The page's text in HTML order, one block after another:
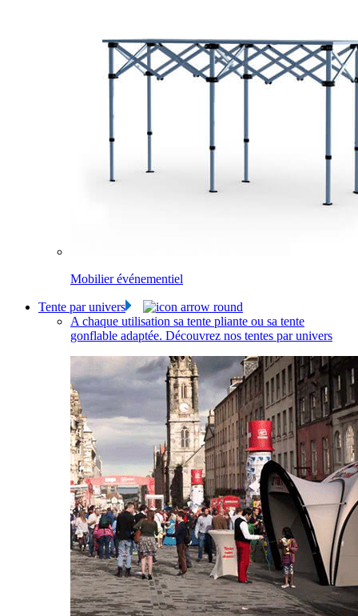
Mobilier événementiel
Tente par univers
A chaque utilisation sa tente pliante ou sa tente
gonflable adaptée. Découvrez nos tentes par univers